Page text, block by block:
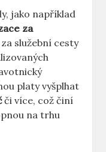
jako například
za
služební cesty
platy vyšplhat
či více, což činí
na trhu